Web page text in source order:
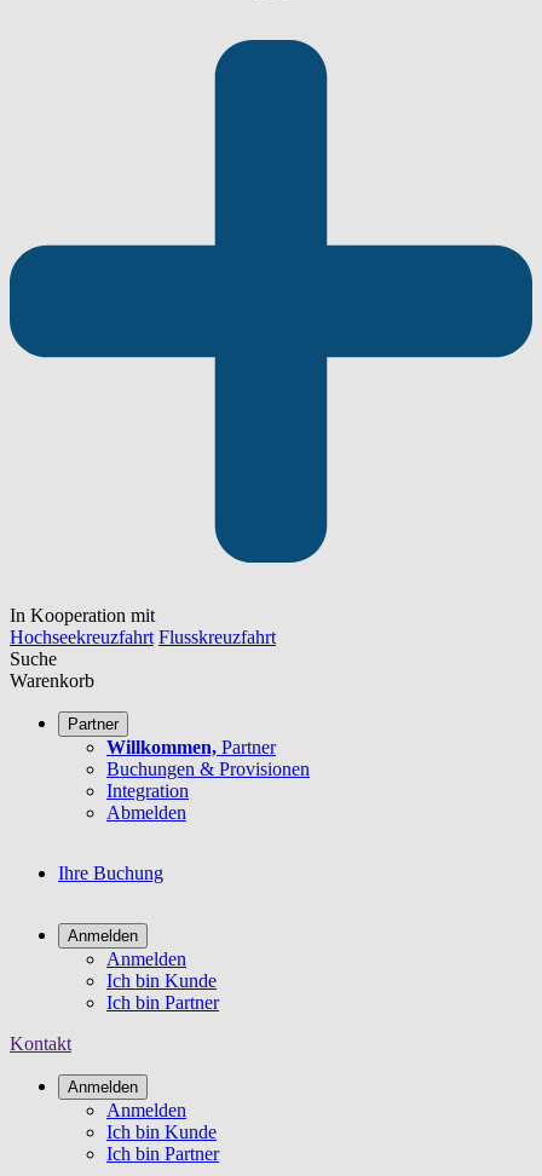
In Kooperation mit
Hochseekreuzfahrt Flusskreuzfahrt
Suche
Warenkorb
Partner
Willkommen, Partner
Buchungen & Provisionen
Integration
Abmelden
Ihre Buchung
Anmelden
Anmelden
Ich bin Kunde
Ich bin Partner
Kontakt
Anmelden
Anmelden
Ich bin Kunde
Ich bin Partner